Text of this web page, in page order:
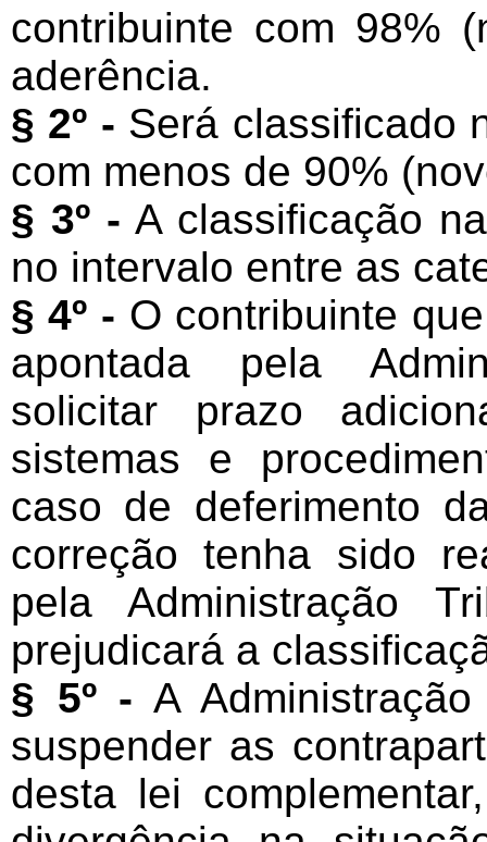
contribuinte com 98%
aderência.
§ 2º - Será classificado
com menos de 90%
§ 3º - A classificação
no intervalo entre as
§ 4º - O contribuinte
apontada pela
solicitar prazo
sistemas e
caso de deferimento
correção tenha sido
pela Administração
prejudicará a
§ 5º - A
suspender as
desta lei